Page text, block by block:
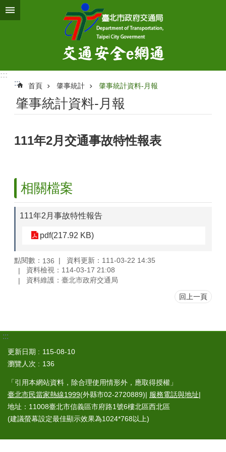
跳到主要內容區塊
:::
:::
首頁 肇事統計 肇事統計資料-月報
肇事統計資料-月報
111年2月交通事故特性報表
相關檔案
111年2月事故特性報告
pdf(217.92 KB)
點閱數： 136
資料更新：111-03-22 14:35
資料檢視：114-03-17 21:08
資料維護：臺北市政府交通局
回上一頁
:::
更新日期
115-08-10
瀏覽人次
136
「引用本網站資料，除合理使用情形外，應取得授權」
臺北市民當家熱線1999(外縣市02-2720889)| 服務電話與地址|
地址：11008臺北市信義區市府路1號6樓北區西北區
(建議螢幕設定最佳顯示效果為1024*768以上)